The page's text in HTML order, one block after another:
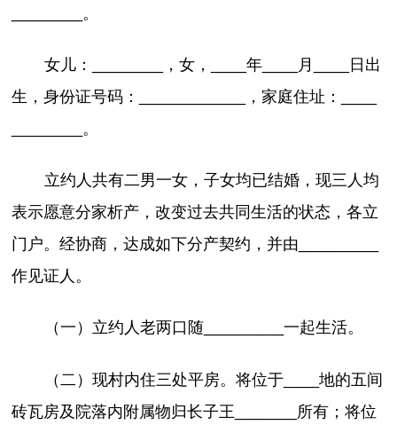
________。
女儿：________，女，____年____月____日出
生，身份证号码：____________，家庭住址：____
________。
立约人共有二男一女，子女均已结婚，现三人均
表示愿意分家析产，改变过去共同生活的状态，各立
门户。经协商，达成如下分产契约，并由_________
作见证人。
（一）立约人老两口随_________一起生活。
（二）现村内住三处平房。将位于____地的五间
砖瓦房及院落内附属物归长子王_______所有；将位